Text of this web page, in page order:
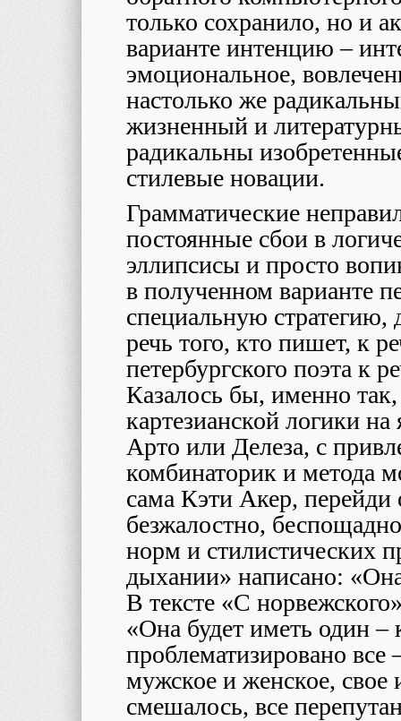
только сохранило, но и
варианте интенцию –
эмоциональное,
настолько же
жизненный и
радикальны
стилевые новации.
Грамматические
постоянные сбои в
эллипсисы и просто
в полученном варианте
специальную
речь того, кто пишет, к
петербургского поэта к
Казалось бы, именно
картезианской логики
Арто или Делеза, с
комбинаторик и метода
сама Кэти Акер, перейди
безжалостно,
норм и стилистических
дыхании» написано:
В тексте «С
«Она будет иметь один –
проблематизировано все
мужское и женское,
смешалось, все